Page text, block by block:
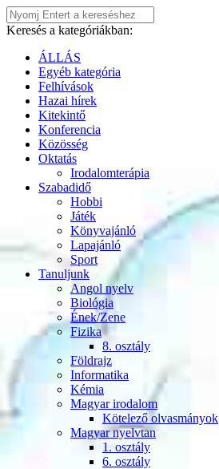
Keresés a kategóriákban:
ÁLLÁS
Egyéb kategória
Felhívások
Hazai hírek
Kitekintő
Konferencia
Közösség
Oktatás
Irodalomterápia
Szabadidő
Hobbi
Játék
Könyvajánló
Lapajánló
Sport
Tanuljunk
Angol nyelv
Biológia
Ének/Zene
Fizika
8. osztály
Földrajz
Informatika
Kémia
Magyar irodalom
Kötelező olvasmányok
Magyar nyelvtan
1. osztály
6. osztály